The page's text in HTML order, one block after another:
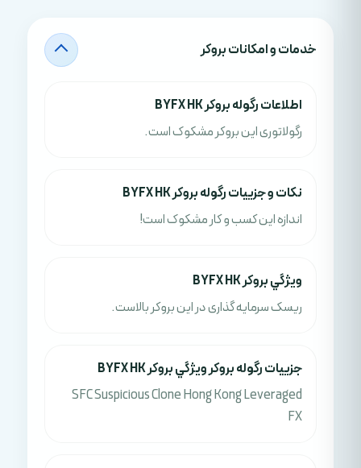
خدمات و امکانات بروکر
اطلاعات رگوله بروکر BYFX HK
رگولاتوری این بروکر مشکوک است.
نکات و جزييات رگوله بروکر BYFX HK
اندازه این کسب و کار مشکوک است!
ويژگي بروکر BYFX HK
ریسک سرمایه گذاری در این بروکر بالاست.
جزييات رگوله بروکر ويژگي بروکر BYFX HK
SFC Suspicious Clone Hong Kong Leveraged
FX